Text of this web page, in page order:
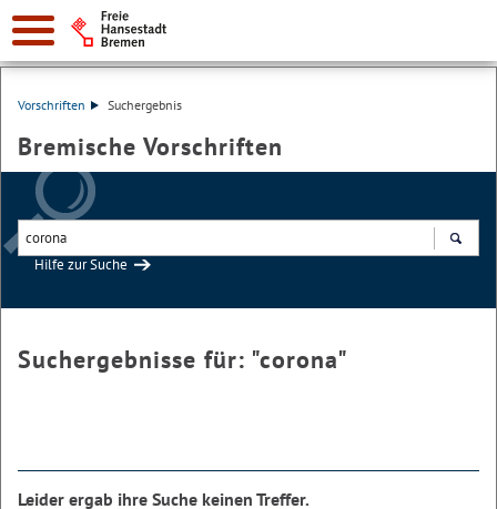
Vorschriften Suchergebnis
Bremische Vorschriften
Hilfe zur Suche
Suchergebnisse für: "corona"
Leider ergab ihre Suche keinen Treffer.